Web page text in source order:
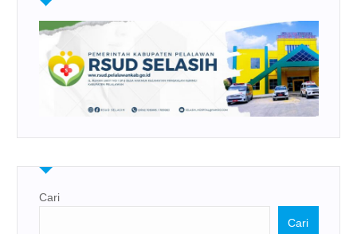
Cari
Cari